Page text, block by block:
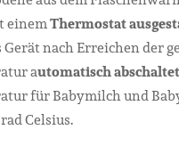
einemThermostat
Gerät nach Erreichen der
automatisch abschaltet
für Babymilch und
Celsius.